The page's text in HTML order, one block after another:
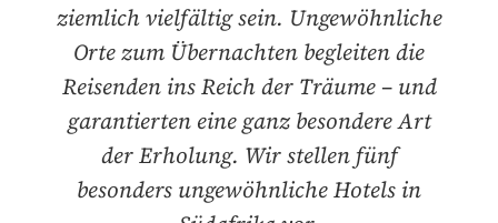
ziemlich vielfältig sein. Ungewöhnliche
Orte zum Übernachten begleiten die
Reisenden ins Reich der Träume – und
garantierten eine ganz besondere Art
der Erholung. Wir stellen fünf
besonders ungewöhnliche Hotels in